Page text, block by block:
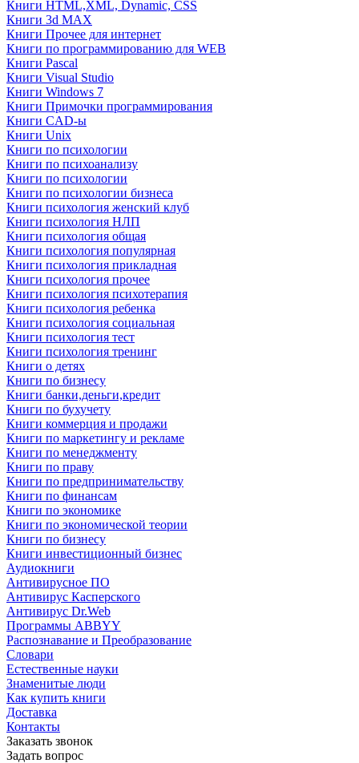
Книги HTML,XML, Dynamic, CSS
Книги 3d MAX
Книги Прочее для интернет
Книги по программированию для WEB
Книги Pascal
Книги Visual Studio
Книги Windows 7
Книги Примочки программирования
Книги CAD-ы
Книги Unix
Книги по психологии
Книги по психоанализу
Книги по психологии
Книги по психологии бизнеса
Книги психология женский клуб
Книги психология НЛП
Книги психология общая
Книги психология популярная
Книги психология прикладная
Книги психология прочее
Книги психология психотерапия
Книги психология ребенка
Книги психология социальная
Книги психология тест
Книги психология тренинг
Книги о детях
Книги по бизнесу
Книги банки,деньги,кредит
Книги по бухучету
Книги коммерция и продажи
Книги по маркетингу и рекламе
Книги по менеджменту
Книги по праву
Книги по предпринимательству
Книги по финансам
Книги по экономике
Книги по экономической теории
Книги по бизнесу
Книги инвестиционный бизнес
Аудиокниги
Антивирусное ПО
Антивирус Касперского
Антивирус Dr.Web
Программы ABBYY
Распознавание и Преобразование
Словари
Естественные науки
Знаменитые люди
Как купить книги
Доставка
Контакты
Заказать звонок
Задать вопрос